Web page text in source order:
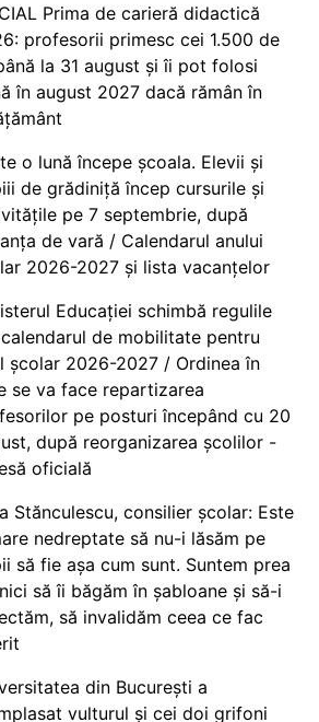
Prima de carieră didactică
profesorii primesc cei 1.500 de
la 31 august și îi pot folosi
în august 2027 dacă rămân în
o lună începe școala. Elevii și
de grădiniță încep cursurile și
pe 7 septembrie, după
de vară / Calendarul anului
2026-2027 și lista vacanțelor
Educației schimbă regulile
de mobilitate pentru
școlar 2026-2027 / Ordinea în
se va face repartizarea
pe posturi începând cu 20
după reorganizarea școlilor -
oficială
Stănculescu, consilier școlar: Este
nedreptate să nu-i lăsăm pe
să fie așa cum sunt. Suntem prea
să îi băgăm în șabloane și să-i
să invalidăm ceea ce fac
din București a
vulturul și cei doi grifoni